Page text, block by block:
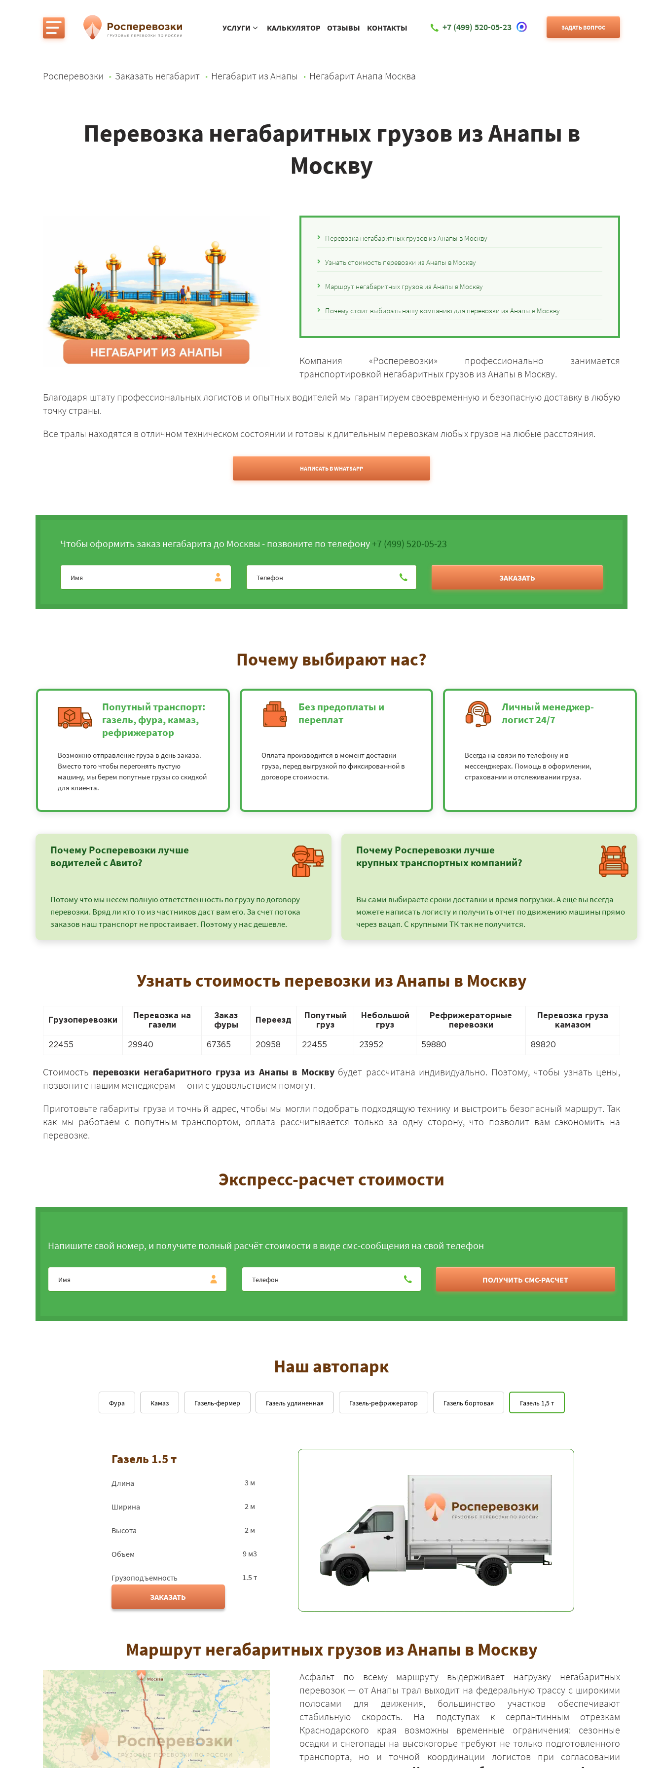
УСЛУГИ КАЛЬКУЛЯТОР ОТЗЫВЫ КОНТАКТЫ +7 (499) 520-05-23 ЗАДАТЬ ВОПРОС
Росперевозки Заказать негабарит Негабарит из Анапы Негабарит Анапа Москва
Перевозка негабаритных грузов из Анапы в
Москву
Перевозка негабаритных грузов из Анапы в Москву
Узнать стоимость перевозки из Анапы в Москву
Маршрут негабаритных грузов из Анапы в Москву
Почему стоит выбирать нашу компанию для перевозки из Анапы в Москву
Компания «Росперевозки» профессионально занимается
транспортировкой негабаритных грузов из Анапы в Москву.
Благодаря штату профессиональных логистов и опытных водителей мы гарантируем своевременную и безопасную доставку в любую
точку страны.
Все тралы находятся в отличном техническом состоянии и готовы к длительным перевозкам любых грузов на любые расстояния.
НАПИСАТЬ В WHATSAPP
Чтобы оформить заказ негабарита до Москвы - позвоните по телефону+7 (499) 520-05-23
ЗАКАЗАТЬ
Почему выбирают нас?
Попутный транспорт:
газель, фура, камаз,
рефрижератор
Возможно отправление груза в день заказа.
Вместо того чтобы перегонять пустую
машину, мы берем попутные грузы со скидкой
для клиента.
Без предоплаты и
переплат
Оплата производится в момент доставки
груза, перед выгрузкой по фиксированной в
договоре стоимости.
Личный менеджер-
логист 24/7
Всегда на связи по телефону и в
мессенджерах. Помощь в оформлении,
страховании и отслеживании груза.
Почему Росперевозки лучше
водителей с Авито?
Потому что мы несем полную ответственность по грузу по договору
перевозки. Вряд ли кто то из частников даст вам его. За счет потока
заказов наш транспорт не простаивает. Поэтому у нас дешевле.
Почему Росперевозки лучше
крупных транспортных компаний?
Вы сами выбираете сроки доставки и время погрузки. А еще вы всегда
можете написать логисту и получить отчет по движению машины прямо
через вацап. С крупными ТК так не получится.
Узнать стоимость перевозки из Анапы в Москву
Грузоперевозки
Перевозка на
газели
Заказ
фуры
Переезд
Попутный
груз
Небольшой
груз
Рефрижераторные
перевозки
Перевозка груза
камазом
22455 29940 67365 20958 22455 23952 59880 89820
Стоимость перевозки негабаритного груза из Анапы в Москвубудет рассчитана индивидуально. Поэтому, чтобы узнать цены,
позвоните нашим менеджерам — они с удовольствием помогут.
Приготовьте габариты груза и точный адрес, чтобы мы могли подобрать подходящую технику и выстроить безопасный маршрут. Так
как мы работаем с попутным транспортом, оплата рассчитывается только за одну сторону, что позволит вам сэкономить на
перевозке.
Экспресс-расчет стоимости
Напишите свой номер, и получите полный расчёт стоимости в виде смс-сообщения на свой телефон
ПОЛУЧИТЬ СМС-РАСЧЕТ
Наш автопарк
Газель 1,5 т
Газель удлиненная Газель бортовая
Газель-рефрижератор
Газель-фермер
Камаз
Фура
Газель 1.5 т
Длина 3 м
Ширина 2 м
Высота 2 м
Объем 9 м3
Грузоподъемность
1.5 т
ЗАКАЗАТЬ
Маршрут негабаритных грузов из Анапы в Москву
Асфальт по всему маршруту выдерживает нагрузку негабаритных
перевозок — от Анапы трал выходит на федеральную трассу с широкими
полосами для движения, большинство участков обеспечивают
стабильную скорость. На подступах к серпантинным отрезкам
Краснодарского края возможны временные ограничения: сезонные
осадки и снегопады на высокогорье требуют не только подготовленного
транспорта, но и точной координации логистов при согласовании
+7 (499) 520-05-23
ЗАКАЗАТЬ